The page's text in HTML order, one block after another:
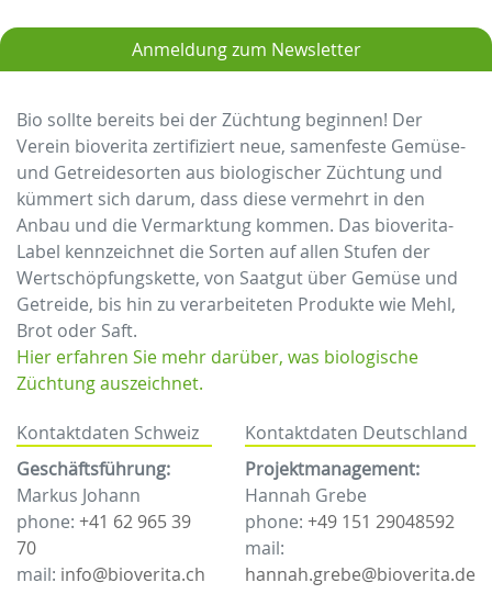
Anmeldung zum Newsletter
Bio sollte bereits bei der Züchtung beginnen! Der
Verein bioverita zertifiziert neue, samenfeste Gemüse-
und Getreidesorten aus biologischer Züchtung und
kümmert sich darum, dass diese vermehrt in den
Anbau und die Vermarktung kommen. Das bioverita-
Label kennzeichnet die Sorten auf allen Stufen der
Wertschöpfungskette, von Saatgut über Gemüse und
Getreide, bis hin zu verarbeiteten Produkte wie Mehl,
Brot oder Saft.
Hier erfahren Sie mehr darüber, was biologische
Züchtung auszeichnet.
Kontaktdaten Schweiz
Geschäftsführung:
Markus Johann
phone: +41 62 965 39
70
mail: info@bioverita.ch
Kontaktdaten Deutschland
Projektmanagement:
Hannah Grebe
phone: +49 151 29048592
mail:
hannah.grebe@bioverita.de